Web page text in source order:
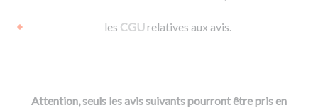
les CGUrelatives aux avis.
Attention, seuls les avis suivants pourront être pris en